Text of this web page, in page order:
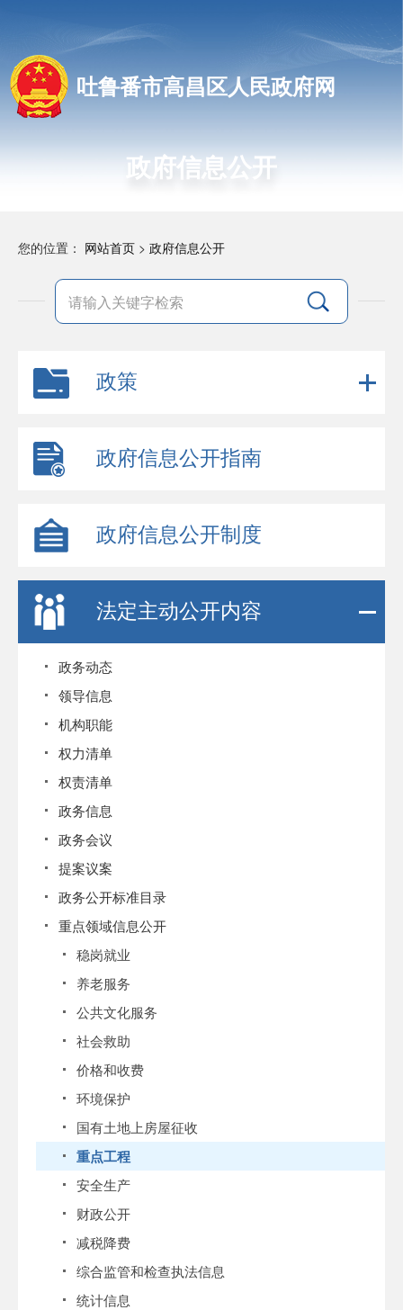
吐鲁番市高昌区人民政府网
政府信息公开
您的位置： 网站首页 > 政府信息公开
政策
政府信息公开指南
政府信息公开制度
法定主动公开内容
政务动态
领导信息
机构职能
权力清单
权责清单
政务信息
政务会议
提案议案
政务公开标准目录
重点领域信息公开
稳岗就业
养老服务
公共文化服务
社会救助
价格和收费
环境保护
国有土地上房屋征收
重点工程
安全生产
财政公开
减税降费
综合监管和检查执法信息
统计信息